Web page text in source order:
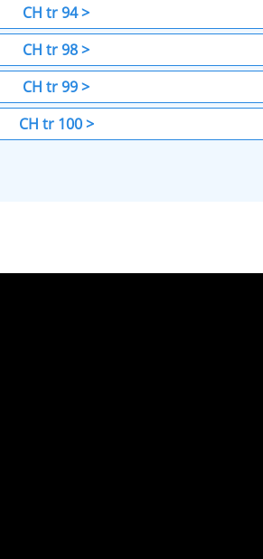
CH tr 94 >
CH tr 98 >
CH tr 99 >
CH tr 100 >